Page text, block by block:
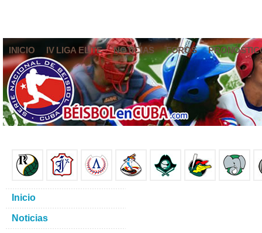
INICIO IV LIGA ELITE NOTICIAS FOROS
Inicio
Noticias